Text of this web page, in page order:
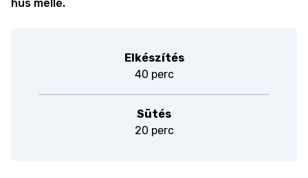
hús mellé.
Elkészítés
40 perc
Sütés
20 perc